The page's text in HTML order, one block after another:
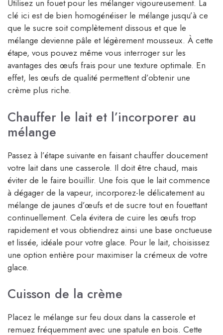
Utilisez un fouet pour les mélanger vigoureusement. La
clé ici est de bien homogénéiser le mélange jusqu’à ce
que le sucre soit complètement dissous et que le
mélange devienne pâle et légèrement mousseux. À cette
étape, vous pouvez même vous interroger sur les
avantages des œufs frais pour une texture optimale. En
effet, les œufs de qualité permettent d’obtenir une
crème plus riche.
Chauffer le lait et l’incorporer au
mélange
Passez à l’étape suivante en faisant chauffer doucement
votre lait dans une casserole. Il doit être chaud, mais
éviter de le faire bouillir. Une fois que le lait commence
à dégager de la vapeur, incorporez-le délicatement au
mélange de jaunes d’œufs et de sucre tout en fouettant
continuellement. Cela évitera de cuire les œufs trop
rapidement et vous obtiendrez ainsi une base onctueuse
et lissée, idéale pour votre glace. Pour le lait, choisissez
une option entière pour maximiser la crémeux de votre
glace.
Cuisson de la crème
Placez le mélange sur feu doux dans la casserole et
remuez fréquemment avec une spatule en bois. Cette